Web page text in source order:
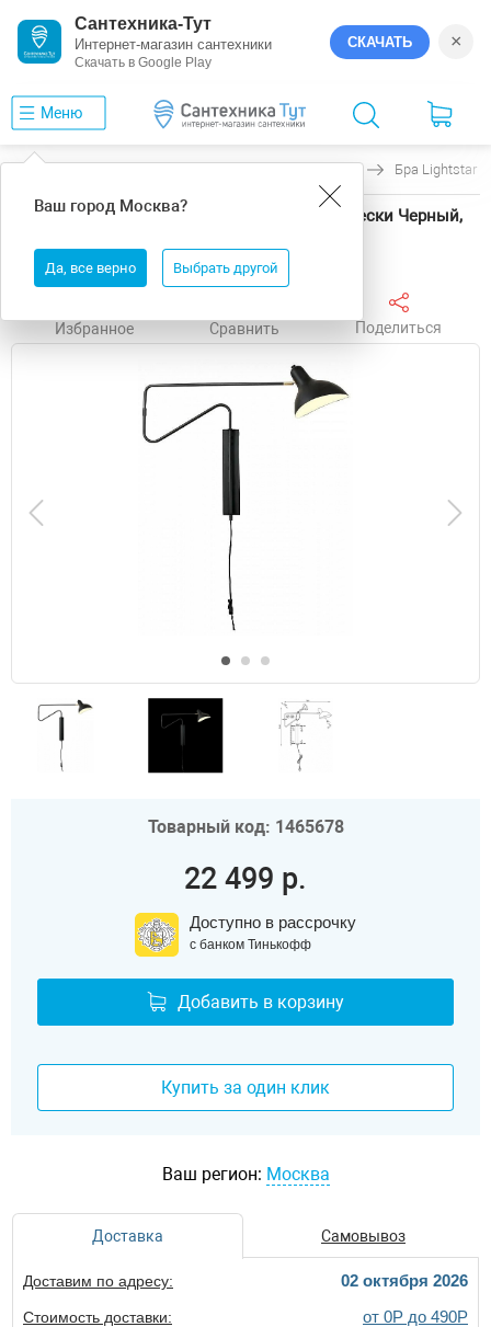
Сантехника-Тут
Интернет-магазин сантехники
Скачать в Google Play
СКАЧАТЬ ×
Меню
Ваш город Москва?
Да, все верно Выбрать другой
Бра Lightstar
Бра Lightstar Loft 765647 цвет плафона/подвески Черный,
Избранное Сравнить Поделиться
Товарный код: 1465678
22 499 р.
Доступно в рассрочку
с банком Тинькофф
Добавить в корзину
Купить за один клик
Ваш регион: Москва
Доставка Самовывоз
Доставим по адресу: 02 октября 2026
Стоимость доставки: от 0Р до 490Р